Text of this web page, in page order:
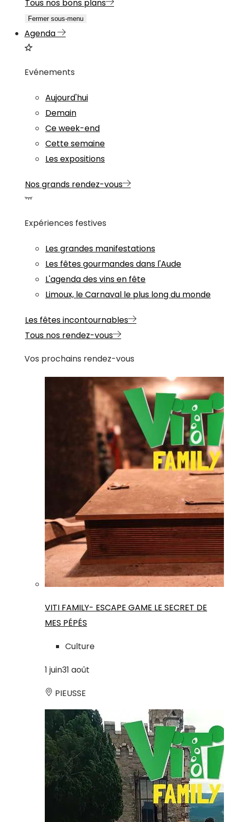
Tous nos bons plans
Fermer sous-menu
Agenda
Evénements
Aujourd'hui
Demain
Ce week-end
Cette semaine
Les expositions
Nos grands rendez-vous
Expériences festives
Les grandes manifestations
Les fêtes gourmandes dans l'Aude
L'agenda des vins en fête
Limoux, le Carnaval le plus long du monde
Les fêtes incontournables
Tous nos rendez-vous
Vos prochains rendez-vous
VITI FAMILY- ESCAPE GAME LE SECRET DE
MES PÉPÉS
Culture
1 juin31 août
PIEUSSE